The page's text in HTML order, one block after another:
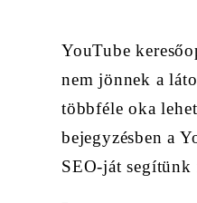
YouTube
nem jönnek a
többféle oka
bejegyzésben a
SEO-ját segítünk